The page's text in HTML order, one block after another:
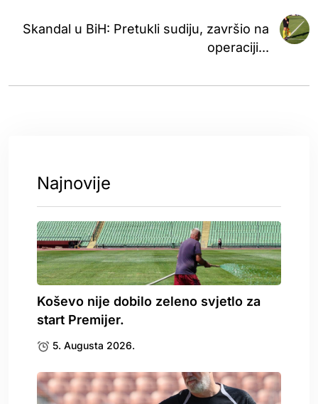
Skandal u BiH: Pretukli sudiju, završio na
operaciji...
Najnovije
Koševo nije dobilo zeleno svjetlo za
start Premijer.
5. Augusta 2026.